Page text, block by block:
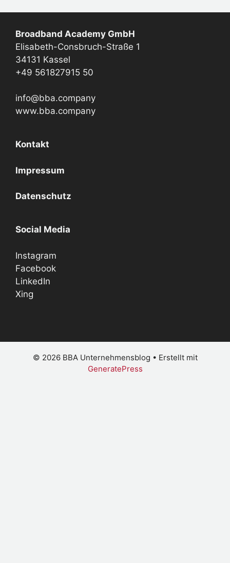
Broadband Academy GmbH
Elisabeth-Consbruch-Straße 1
34131 Kassel
+49 561827915 50
info@bba.company
www.bba.company
Kontakt
Impressum
Datenschutz
Social Media
Instagram
Facebook
LinkedIn
Xing
© 2026 BBA Unternehmensblog • Erstellt mit
GeneratePress